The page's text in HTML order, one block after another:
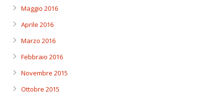
Maggio 2016
Aprile 2016
Marzo 2016
Febbraio 2016
Novembre 2015
Ottobre 2015